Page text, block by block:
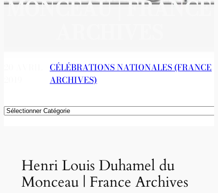
MONCEAU | FRANCE
CÉLÉBRATIONS NATIONALES (FRANCE
ARCHIVES)
Catégories
Henri Louis Duhamel du
Monceau | France Archives